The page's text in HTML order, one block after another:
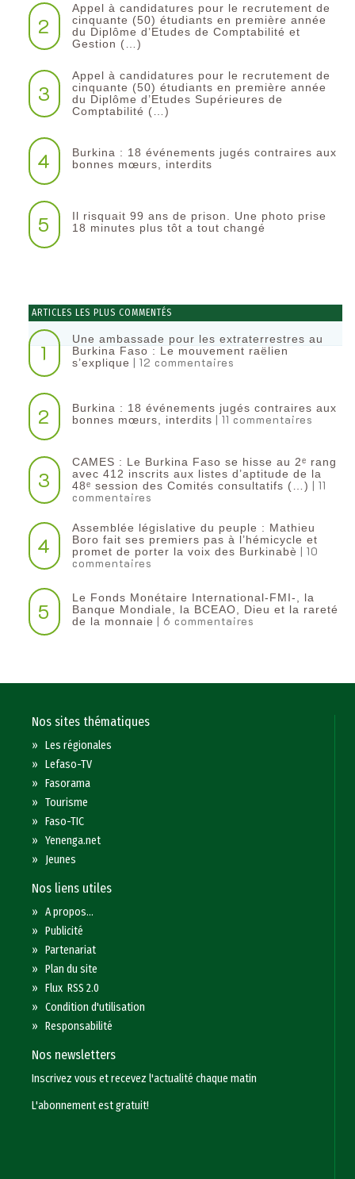
2
Appel à candidatures pour le recrutement de
cinquante (50) étudiants en première année
du Diplôme d’Etudes de Comptabilité et
Gestion (…)
3
Appel à candidatures pour le recrutement de
cinquante (50) étudiants en première année
du Diplôme d’Etudes Supérieures de
Comptabilité (…)
4
Burkina : 18 événements jugés contraires aux
bonnes mœurs, interdits
5
Il risquait 99 ans de prison. Une photo prise
18 minutes plus tôt a tout changé
ARTICLES LES PLUS COMMENTÉS
1
Une ambassade pour les extraterrestres au
Burkina Faso : Le mouvement raëlien
s’explique | 12 commentaires
2
Burkina : 18 événements jugés contraires aux
bonnes mœurs, interdits | 11 commentaires
3
CAMES : Le Burkina Faso se hisse au 2ᵉ rang
avec 412 inscrits aux listes d’aptitude de la
48ᵉ session des Comités consultatifs (…) | 11
commentaires
4
Assemblée législative du peuple : Mathieu
Boro fait ses premiers pas à l’hémicycle et
promet de porter la voix des Burkinabè | 10
commentaires
5
Le Fonds Monétaire International-FMI-, la
Banque Mondiale, la BCEAO, Dieu et la rareté
de la monnaie | 6 commentaires
Nos sites thématiques
»Les régionales
»Lefaso-TV
»Fasorama
»Tourisme
»Faso-TIC
»Yenenga.net
» Jeunes
Nos liens utiles
»A propos...
»Publicité
»Partenariat
»Plan du site
»Flux RSS 2.0
»Condition d'utilisation
»Responsabilité
Nos newsletters
Inscrivez vous et recevez l'actualité chaque matin
L'abonnement est gratuit!